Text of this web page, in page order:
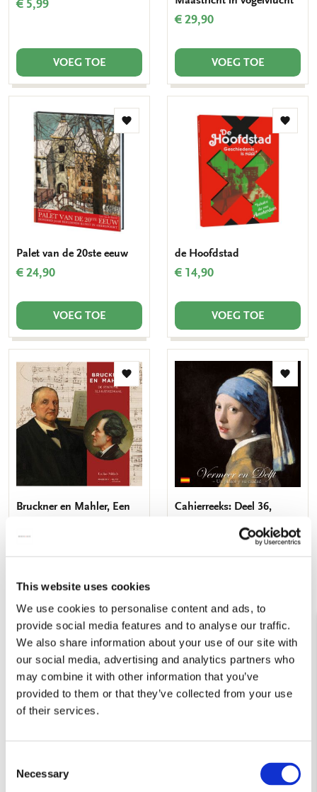
This website uses cookies
We use cookies to personalise content and ads, to
provide social media features and to analyse our traffic.
We also share information about your use of our site with
our social media, advertising and analytics partners who
may combine it with other information that you’ve
provided to them or that they’ve collected from your use
of their services.
Selection
Necessary
€ 5,99
VOEG TOE
€ 29,90
VOEG TOE
Toevoegen
Palet van de 20ste eeuw
€ 24,90
VOEG TOE
de Hoofdstad
€ 14,90
VOEG TOE
Toevoegen
aan
verlanglijst
Bruckner en Mahler, Een
Eveline Nikkels
VOEG TOE
Cahierreeks: Deel 36,
pintor y su ciudad, Michel
VOEG TOE
Toevoegen
aan
aan